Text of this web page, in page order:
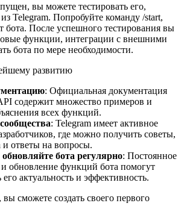
вы можете тестировать его,
Telegram. Попробуйте команду /start,
бота. После успешного тестирования вы
функции, интеграции с внешними
бота по мере необходимости.
развитию
: Официальная документация
содержит множество примеров и
всех функций.
: Telegram имеет активное
где можно получить советы,
ответы на вопросы.
бота регулярно: Постоянное
и обновление функций бота помогут
актуальность и эффективность.
сможете создать своего первого